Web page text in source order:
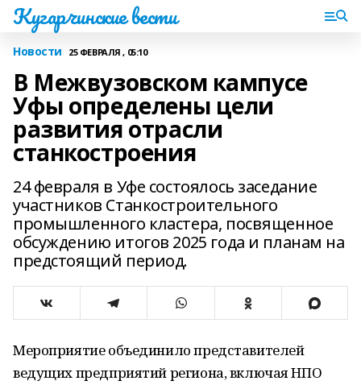
Кугарчинские вести
Новости 25 ФЕВРАЛЯ , 05:10
В Межвузовском кампусе
Уфы определены цели
развития отрасли
станкостроения
24 февраля в Уфе состоялось заседание
участников Станкостроительного
промышленного кластера, посвященное
обсуждению итогов 2025 года и планам на
предстоящий период.
Мероприятие объединило представителей
ведущих предприятий региона, включая НПО